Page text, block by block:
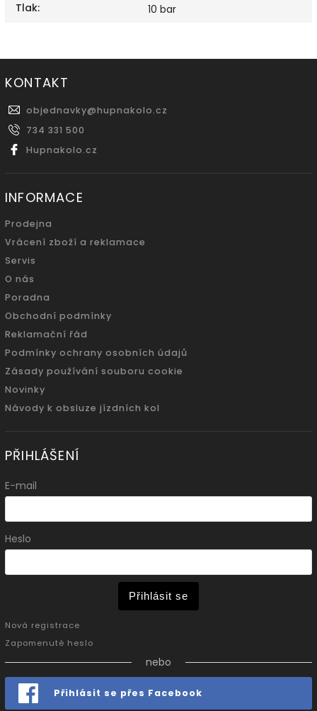
Tlak: 10 bar
KONTAKT
objednavky@hupnakolo.cz
734 331 500
Hupnakolo.cz
INFORMACE
Prodejna
Vrácení zboží a reklamace
Servis
O nás
Poradna
Obchodní podmínky
Reklamační řád
Podmínky ochrany osobních údajů
Zásady používání souboru cookie
Novinky
Návody k obsluze jízdních kol
PŘIHLÁŠENÍ
E-mail
Heslo
Přihlásit se
Nová registrace
Zapomenuté heslo
nebo
Přihlásit se přes Facebook